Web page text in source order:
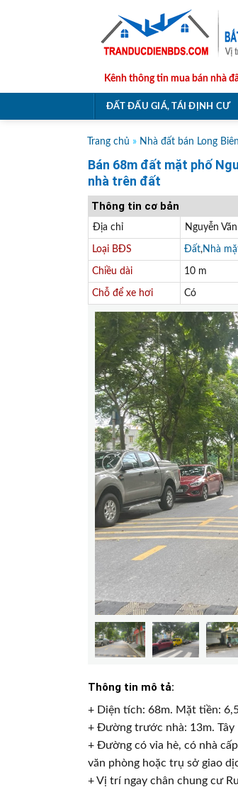
Kênh thông tin mua bán nhà
ĐẤT ĐẤU GIÁ, TÁI ĐỊNH CƯ
Trang chủ » Nhà đất bán Long Biên
Bán 68m đất mặt phố
nhà trên đất
Thông tin cơ bản
Địa chỉ Nguyễn
Loại BĐS Đất,Nhà
Chiều dài 10 m
Chỗ để xe hơi Có
Thông tin mô tả:
+ Diện tích: 68m. Mặt tiền:
+ Đường trước nhà: 13m. Tây
+ Đường có vỉa hè, có nhà
văn phòng hoặc trụ sở giao
+ Vị trí ngay chân chung cư